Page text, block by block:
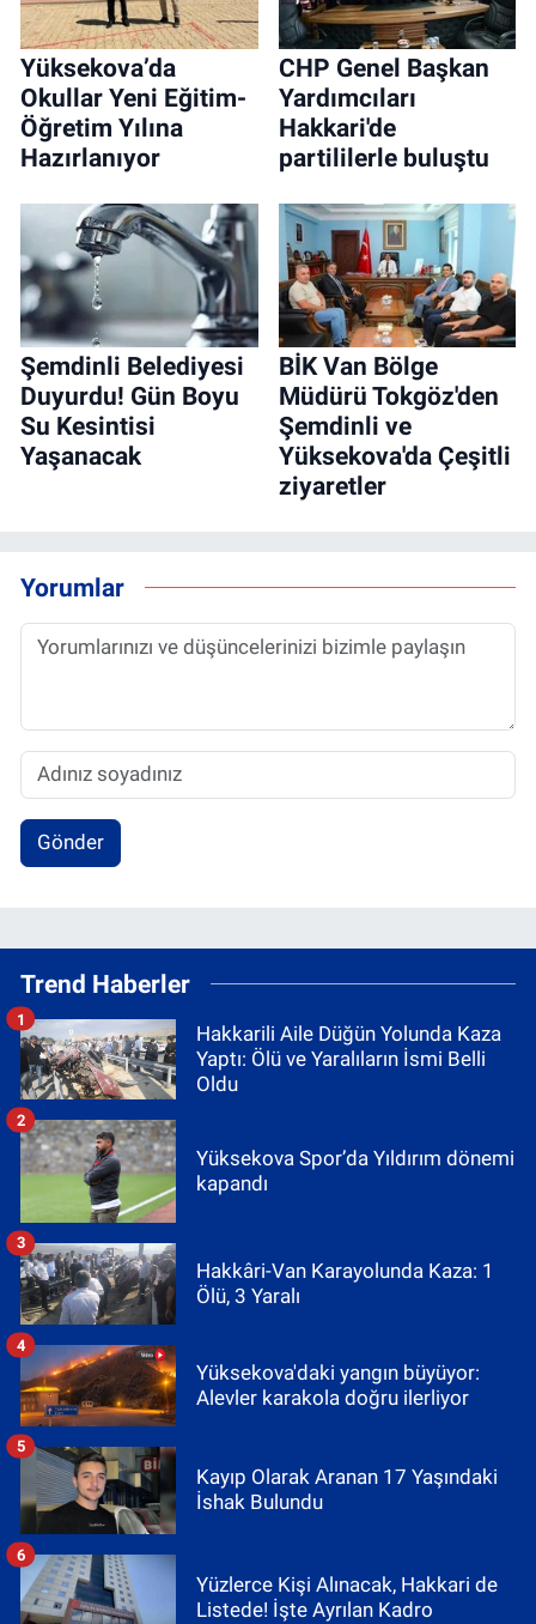
Yüksekova’da
Okullar Yeni Eğitim-
Öğretim Yılına
Hazırlanıyor
CHP Genel Başkan
Yardımcıları
Hakkari'de
partililerle buluştu
Şemdinli Belediyesi
Duyurdu! Gün Boyu
Su Kesintisi
Yaşanacak
BİK Van Bölge
Müdürü Tokgöz'den
Şemdinli ve
Yüksekova'da Çeşitli
ziyaretler
Yorumlar
Gönder
Trend Haberler
Hakkarili Aile Düğün Yolunda Kaza
Yaptı: Ölü ve Yaralıların İsmi Belli
Oldu
1
Yüksekova Spor’da Yıldırım dönemi
kapandı
2
Hakkâri-Van Karayolunda Kaza: 1
Ölü, 3 Yaralı
3
Yüksekova'daki yangın büyüyor:
Alevler karakola doğru ilerliyor
4
Kayıp Olarak Aranan 17 Yaşındaki
İshak Bulundu
5
Yüzlerce Kişi Alınacak, Hakkari de
Listede! İşte Ayrılan Kadro
6